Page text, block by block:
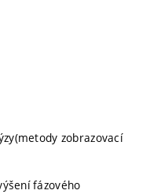
zobrazovací
fázového